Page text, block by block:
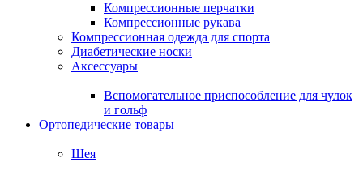
Компрессионные перчатки
Компрессионные рукава
Компрессионная одежда для спорта
Диабетические носки
Аксессуары
Вспомогательное приспособление для чулок
и гольф
Ортопедические товары
Шея